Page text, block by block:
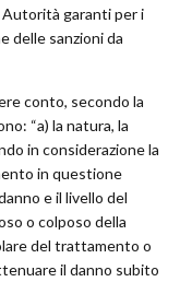
Autorità garanti per i
delle sanzioni da
conto, secondo la
“a) la natura, la
in considerazione la
in questione
e il livello del
o colposo della
del trattamento o
il danno subito